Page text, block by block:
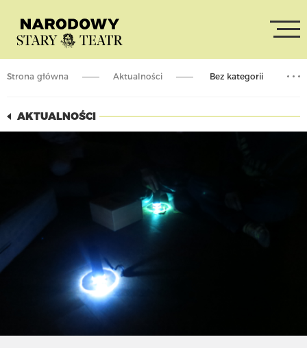
Strona główna Bez kategorii
Aktualności
AKTUALNOŚCI